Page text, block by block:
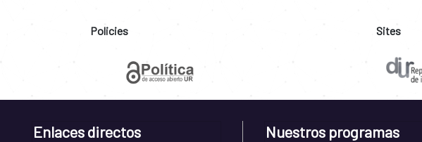
Policies Sites
Enlaces directos Nuestros programas